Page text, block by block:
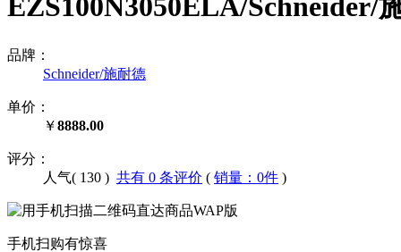
品牌：
Schneider/施耐德
单价：
￥8888.00
评分：
人气( 130 ) 共有 0 条评价 ( 销量：0件 )
手机扫购有惊喜